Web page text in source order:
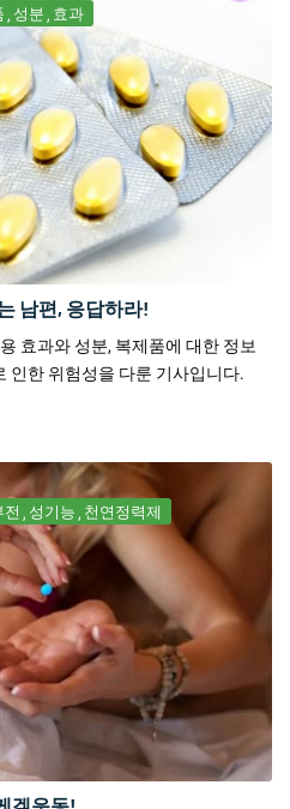
성분 효과
남편, 응답하라!
효과와 성분, 복제품에 대한 정보
인한 위험성을 다룬 기사입니다.
전 성기능 천연정력제